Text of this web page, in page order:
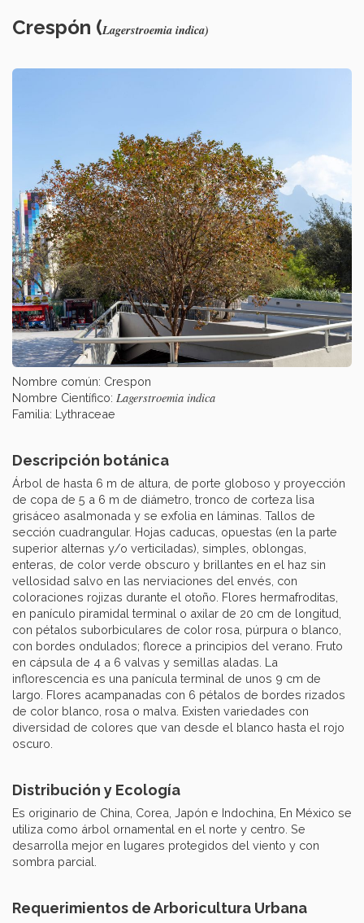
Crespón (Lagerstroemia indica)
Nombre común: Crespon
Nombre Científico: Lagerstroemia indica
Familia: Lythraceae
Descripción botánica
Árbol de hasta 6 m de altura, de porte globoso y proyección
de copa de 5 a 6 m de diámetro, tronco de corteza lisa
grisáceo asalmonada y se exfolia en láminas. Tallos de
sección cuadrangular. Hojas caducas, opuestas (en la parte
superior alternas y/o verticiladas), simples, oblongas,
enteras, de color verde obscuro y brillantes en el haz sin
vellosidad salvo en las nerviaciones del envés, con
coloraciones rojizas durante el otoño. Flores hermafroditas,
en panículo piramidal terminal o axilar de 20 cm de longitud,
con pétalos suborbiculares de color rosa, púrpura o blanco,
con bordes ondulados; florece a principios del verano. Fruto
en cápsula de 4 a 6 valvas y semillas aladas. La
inflorescencia es una panícula terminal de unos 9 cm de
largo. Flores acampanadas con 6 pétalos de bordes rizados
de color blanco, rosa o malva. Existen variedades con
diversidad de colores que van desde el blanco hasta el rojo
oscuro.
Distribución y Ecología
Es originario de China, Corea, Japón e Indochina, En México se
utiliza como árbol ornamental en el norte y centro. Se
desarrolla mejor en lugares protegidos del viento y con
sombra parcial.
Requerimientos de Arboricultura Urbana